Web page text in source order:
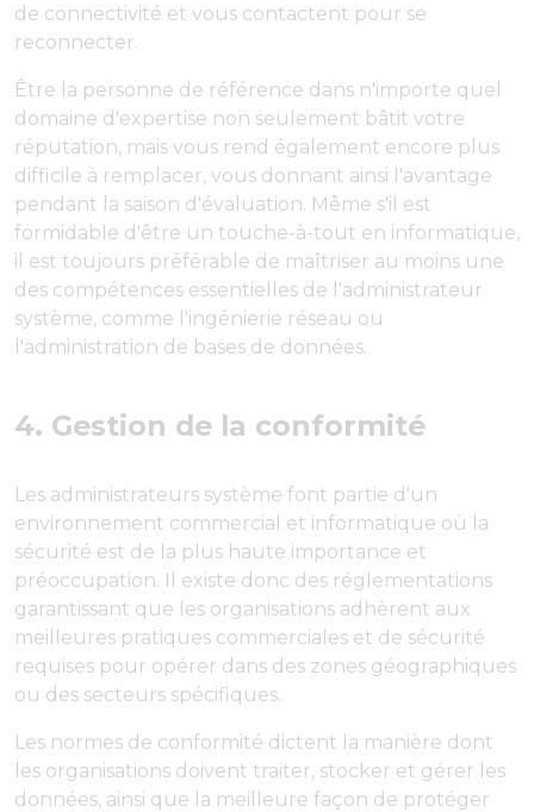
de connectivité et vous contactent pour se
reconnecter.
Être la personne de référence dans n'importe quel
domaine d'expertise non seulement bâtit votre
réputation, mais vous rend également encore plus
difficile à remplacer, vous donnant ainsi l'avantage
pendant la saison d'évaluation. Même s'il est
formidable d'être un touche-à-tout en informatique,
il est toujours préférable de maîtriser au moins une
des compétences essentielles de l'administrateur
système, comme l'ingénierie réseau ou
l'administration de bases de données.
4. Gestion de la conformité
Les administrateurs système font partie d'un
environnement commercial et informatique où la
sécurité est de la plus haute importance et
préoccupation. Il existe donc des réglementations
garantissant que les organisations adhèrent aux
meilleures pratiques commerciales et de sécurité
requises pour opérer dans des zones géographiques
ou des secteurs spécifiques.
Les normes de conformité dictent la manière dont
les organisations doivent traiter, stocker et gérer les
données, ainsi que la meilleure façon de protéger